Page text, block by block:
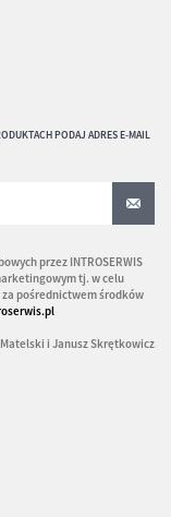
PODAJ ADRES E-MAIL
przez INTROSERWIS
tj. w celu
pośrednictwem środków
i Janusz Skrętkowicz